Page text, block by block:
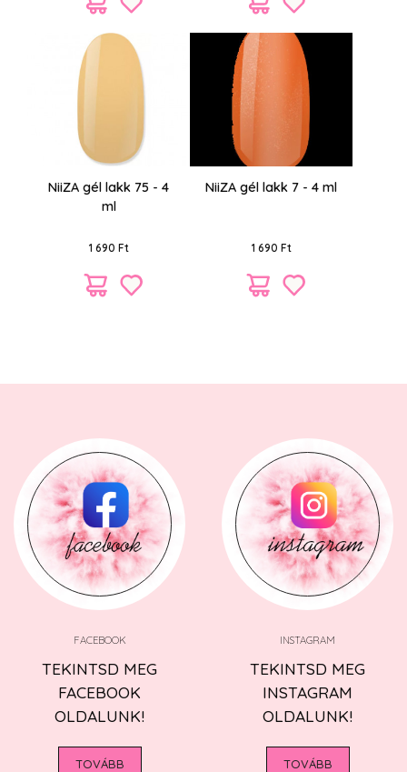
NiiZA gél lakk 75 - 4
ml
1 690 Ft
NiiZA gél lakk 7 - 4 ml
1 690 Ft
FACEBOOK
TEKINTSD MEG
FACEBOOK
OLDALUNK!
TOVÁBB
INSTAGRAM
TEKINTSD MEG
INSTAGRAM
OLDALUNK!
TOVÁBB